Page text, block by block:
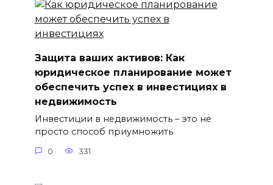
Защита ваших активов: Как
юридическое планирование может
обеспечить успех в инвестициях в
недвижимость
Инвестиции в недвижимость – это не
просто способ приумножить
0 331